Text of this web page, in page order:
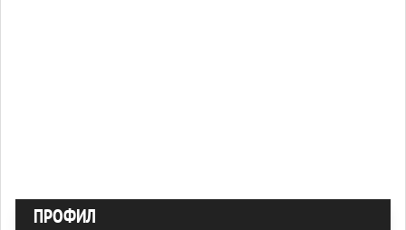
ПРОФИЛ